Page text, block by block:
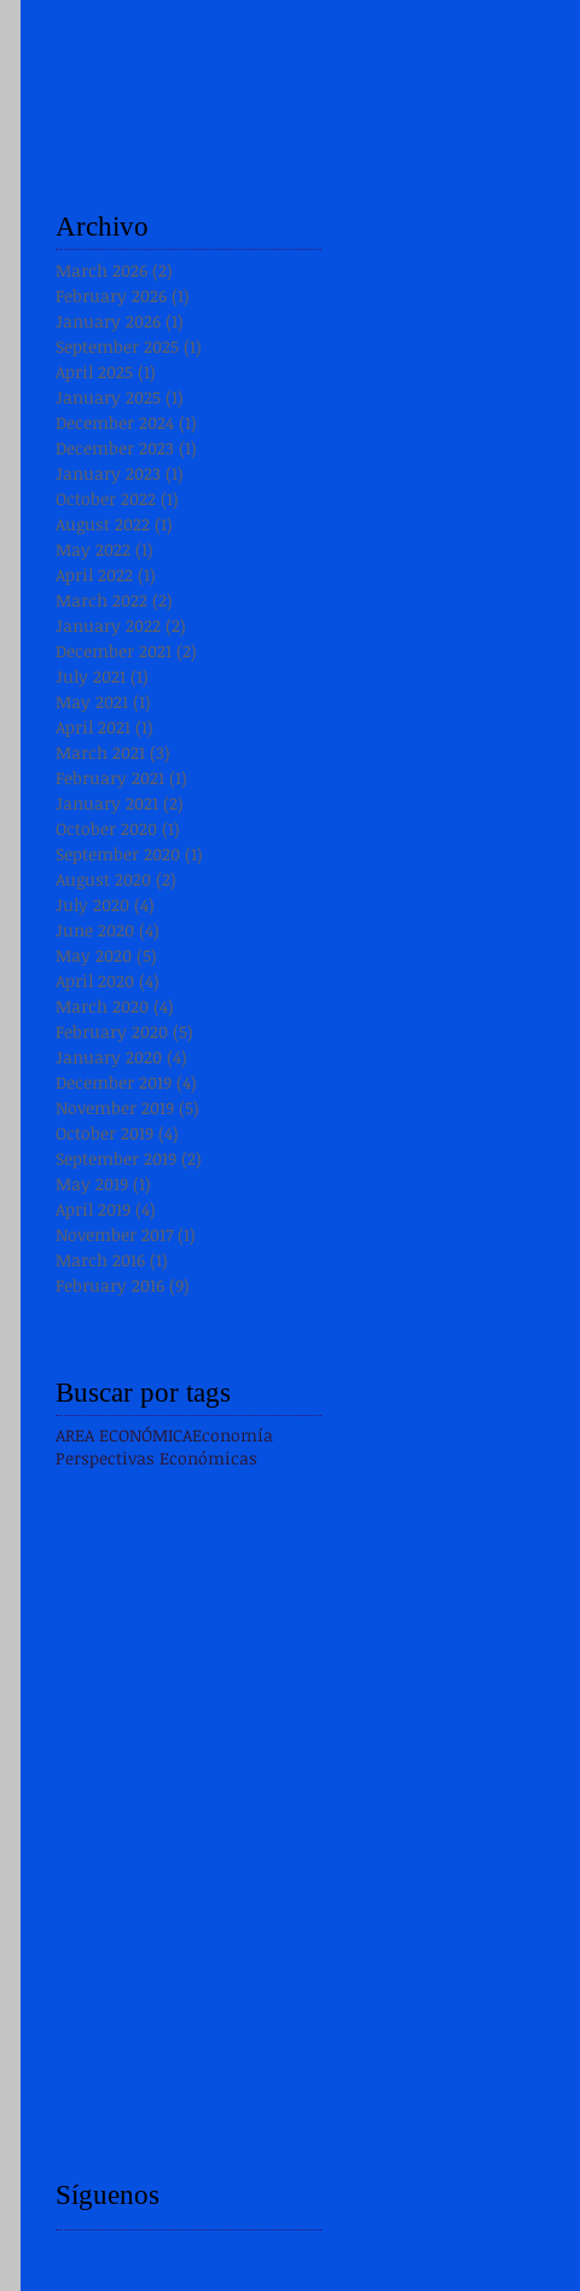
Archivo
March 2026 (2)
February 2026 (1)
January 2026 (1)
September 2025 (1)
April 2025 (1)
January 2025 (1)
December 2024 (1)
December 2023 (1)
January 2023 (1)
October 2022 (1)
August 2022 (1)
May 2022 (1)
April 2022 (1)
March 2022 (2)
January 2022 (2)
December 2021 (2)
July 2021 (1)
May 2021 (1)
April 2021 (1)
March 2021 (3)
February 2021 (1)
January 2021 (2)
October 2020 (1)
September 2020 (1)
August 2020 (2)
July 2020 (4)
June 2020 (4)
May 2020 (5)
April 2020 (4)
March 2020 (4)
February 2020 (5)
January 2020 (4)
December 2019 (4)
November 2019 (5)
October 2019 (4)
September 2019 (2)
May 2019 (1)
April 2019 (4)
November 2017 (1)
March 2016 (1)
February 2016 (9)
Buscar por tags
AREA ECONÓMICAEconomía
Perspectivas Económicas
Síguenos